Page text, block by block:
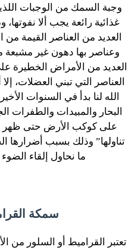
وجبة السمك من الوجبات
غذائية رائعة يجب ألا
وعناصر بها دهون غير مشبعة
العديد من الأمراض الخطيرة
العناصر التي تبني العضلات،
الله لنا بدأ في السنوات
البحار والمبيدات والطفرات
على كوكب الأرض حتى
تناولها” وذلك بسبب أضرارها
ما نحاول إلقاء
سمكة
تعتبر القراميط أو السلور من